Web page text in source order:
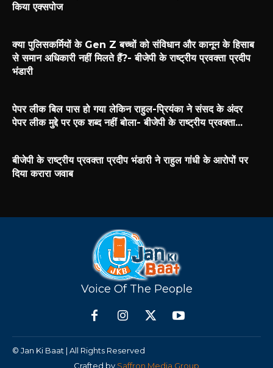
किया एक्सपोज
क्या पुलिसकर्मियों के Gen Z बच्चों को संविधान और कानून के हिसाब
से समान अधिकारी नहीं मिलते हैं?- बीजेपी के राष्ट्रीय प्रवक्ता प्रदीप
भंडारी
पेपर लीक बिल पास हो गया लेकिन राहुल-प्रियंका ने संसद के अंदर
पेपर लीक मुद्दे पर एक शब्द नहीं बोला- बीजेपी के राष्ट्रीय प्रवक्ता...
बीजेपी के राष्ट्रीय प्रवक्ता प्रदीप भंडारी ने राहुल गांधी के आरोपों पर
दिया करारा जवाब
Voice Of The People
© Jan Ki Baat | All Rights Reserved
Crafted by Saffron Media Group